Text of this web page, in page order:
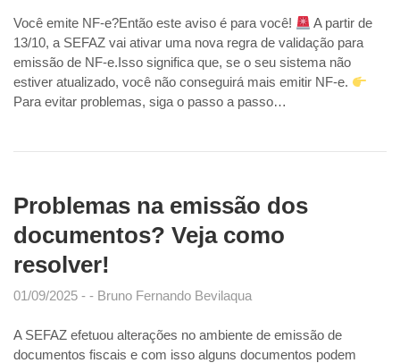
Você emite NF-e?Então este aviso é para você!
A partir de
13/10, a SEFAZ vai ativar uma nova regra de validação para
emissão de NF-e.Isso significa que, se o seu sistema não
estiver atualizado, você não conseguirá mais emitir NF-e.
Para evitar problemas, siga o passo a passo…
Problemas na emissão dos
documentos? Veja como
resolver!
01/09/2025 Bruno Fernando Bevilaqua
A SEFAZ efetuou alterações no ambiente de emissão de
documentos fiscais e com isso alguns documentos podem